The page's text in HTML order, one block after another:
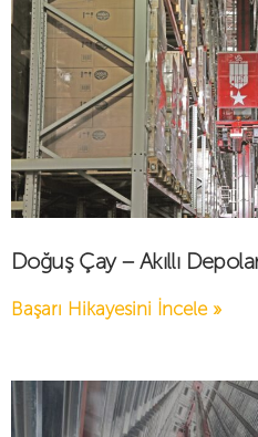
Doğuş Çay – Akıllı
Başarı Hikayesini İncele »